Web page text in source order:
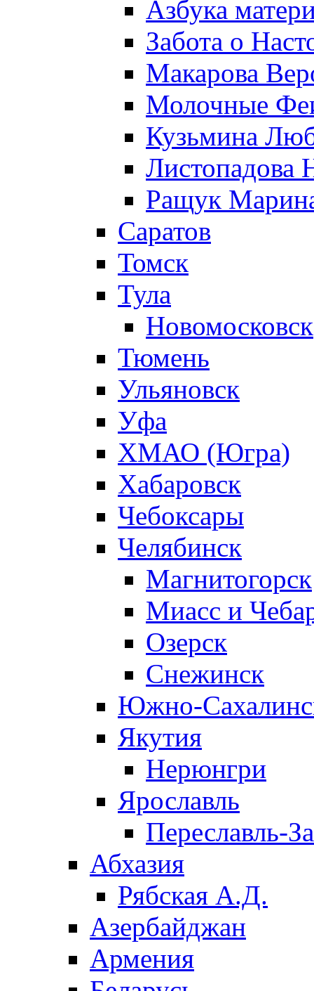
Азбука
Забота о
Макарова
Молочные
Кузьмина
Листопадова
Ращук
Саратов
Томск
Тула
Новомосковск
Тюмень
Ульяновск
Уфа
ХМАО (Югра)
Хабаровск
Чебоксары
Челябинск
Магнитогорск
Миасс и
Озерск
Снежинск
Южно-
Якутия
Нерюнгри
Ярославль
Переславль-
Абхазия
Рябская А.Д.
Азербайджан
Армения